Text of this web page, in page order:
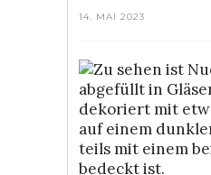
14. MAI 2023